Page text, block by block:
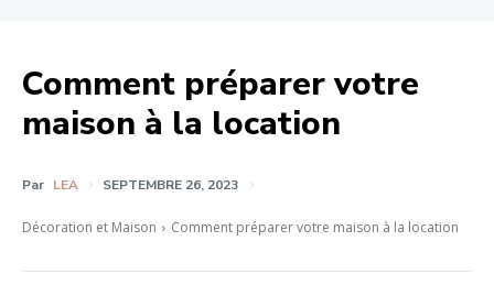
Comment préparer votre
maison à la location
Par LEA SEPTEMBRE 26, 2023
Décoration et Maison Comment préparer votre maison à la location